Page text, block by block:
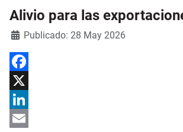
Alivio para las
DetallesPublicado: 28 May 2026
Facebook
X
LinkedIn